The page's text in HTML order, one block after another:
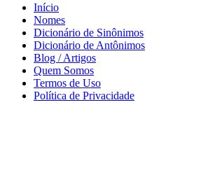
Início
Nomes
Dicionário de Sinônimos
Dicionário de Antônimos
Blog / Artigos
Quem Somos
Termos de Uso
Política de Privacidade